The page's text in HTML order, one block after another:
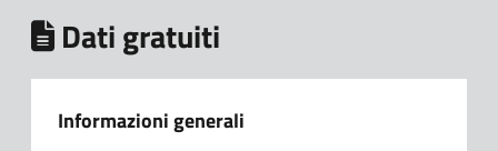
Dati gratuiti
Informazioni generali